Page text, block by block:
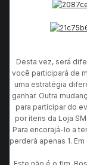
Desta vez, será
você participará de
uma estratégia
ganhar. Outra
para participar do
por itens da Loja
Para encorajá-lo a
perderá apenas 1.